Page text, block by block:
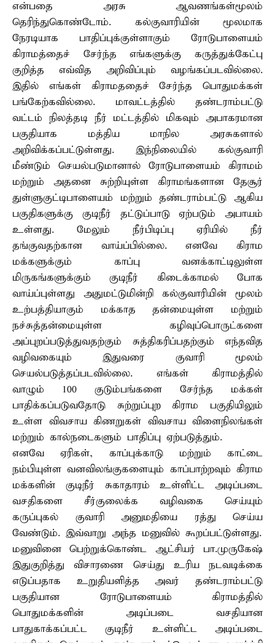
என்பதை அரசு ஆவணங்கள்மூலம்
தெரிந்துகொண்டோம். கல்குவாரியின் மூலமாக
நேரடியாக பாதிப்புக்குள்ளாகும் ரோடுபாளையம்
கிராமத்தைச் சேர்ந்த எங்களுக்கு கருத்துக்கேட்பு
குறித்த எவ்வித அறிவிப்பும் வழங்கப்படவில்லை.
இதில் எங்கள் கிராமததைச் சேர்ந்த பொதுமக்கள்
பங்கேற்கவில்லை. மாவட்டத்தில் தண்டராம்பட்டு
வட்டம் நிலத்தடி நீர் மட்டத்தில் மிகவும் அபாகரமான
பகுதியாக மத்திய மாநில அரசுகளால்
அறிவிக்கப்பட்டுள்ளது. இந்நிலையில் கல்குவாரி
மீண்டும் செயல்படுமானால் ரோடுபாளையம் கிராமம்
மற்றும் அதனை சுற்றியுள்ள கிராமங்களான தேசூர்
துள்ளுகுட்டிபாளையம் மற்றும் தண்டராம்பட்டு ஆகிய
பகுதிகளுக்கு குடிநீர் தட்டுப்பாடு ஏற்படும் அபாயம்
உள்ளது. மேலும் நீர்பிடிப்பு ஏரியில் நீர்
தங்குவதற்கான வாய்ப்பில்லை. எனவே கிராம
மக்களுக்கும் காப்பு வனக்காட்டிலுள்ள
மிருகங்களுக்கும் குடிநீர் கிடைக்காமல் போக
வாய்ப்புள்ளது அதுமட்டுமின்றி கல்குவாரியின் மூலம்
உற்பத்தியாகும் மக்காத தன்மையுள்ள மற்றும்
நச்சுத்தன்மையுள்ள கழிவுப்பொருட்களை
அப்புறப்படுத்துவதற்கும் சுத்திகரிப்பதற்கும் எந்தவித
வழிவகையும் இதுவரை குவாரி மூலம்
செயல்படுத்தப்படவில்லை. எங்கள் கிராமத்தில்
வாழும் 100 குடும்பங்களை சேர்ந்த மக்கள்
பாதிக்கப்படுவதோடு சுற்றுப்புற கிராம பகுதியிலும்
உள்ள விவசாய கிணறுகள் விவசாய விளைநிலங்கள்
மற்றும் கால்நடைகளும் பாதிப்பு ஏற்படுத்தும்.
எனவே ஏரிகள், காப்புக்காடு மற்றும் காட்டை
நம்பியுள்ள வனவிலங்குகளையும் காப்பாற்றவும் கிராம
மக்களின் குடிநீர் சுகாதாரம் உள்ளிட்ட அடிப்படை
வசதிகளை சீர்குலைக்க வழிவகை செய்யும்
கருப்புகல் குவாரி அனுமதியை ரத்து செய்ய
வேண்டும். இவ்வாறு அந்த மனுவில் கூறப்பட்டுள்ளது.
மனுவினை பெற்றுக்கொண்ட ஆட்சியர் பா.முருகேஷ்
இதுகுறித்து விசாரணை செய்து உரிய நடவடிக்கை
எடுப்பதாக உறுதியளித்த அவர் தண்டராம்பட்டு
பகுதியான ரோடுபாளையம் கிராமத்தில்
பொதுமக்களின் அடிப்படை வசதியான
பாதுகாக்கப்பட்ட குடிநீர் உள்ளிட்ட அடிப்படை